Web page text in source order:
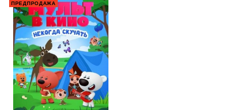
ПРЕДПРОДАЖА